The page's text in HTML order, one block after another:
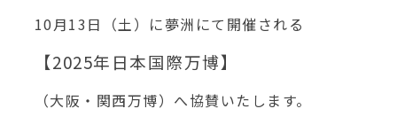
10月13日（土）に夢洲にて開催される
【2025年日本国際万博】
（大阪・関西万博）へ協賛いたします。